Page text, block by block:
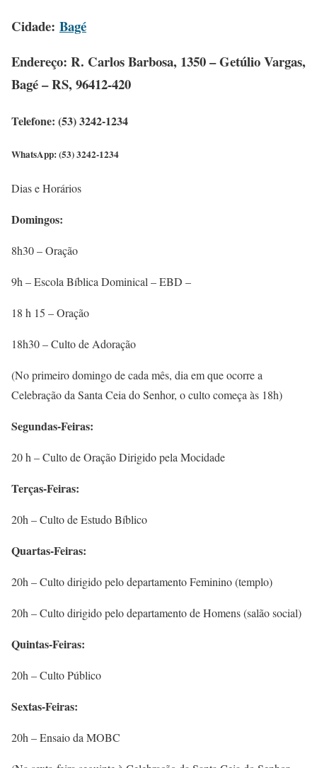
Cidade: Bagé
Endereço: R. Carlos Barbosa, 1350 – Getúlio Vargas,
Bagé – RS, 96412-420
Telefone: (53) 3242-1234
WhatsApp: (53) 3242-1234
Dias e Horários
Domingos:
8h30 – Oração
9h – Escola Bíblica Dominical – EBD –
18 h 15 – Oração
18h30 – Culto de Adoração
(No primeiro domingo de cada mês, dia em que ocorre a
Celebração da Santa Ceia do Senhor, o culto começa às 18h)
Segundas-Feiras:
20 h – Culto de Oração Dirigido pela Mocidade
Terças-Feiras:
20h – Culto de Estudo Bíblico
Quartas-Feiras:
20h – Culto dirigido pelo departamento Feminino (templo)
20h – Culto dirigido pelo departamento de Homens (salão social)
Quintas-Feiras:
20h – Culto Público
Sextas-Feiras:
20h – Ensaio da MOBC